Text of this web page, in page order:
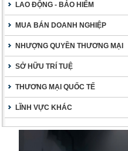
LAO ĐỘNG - BẢO HIỂM
MUA BÁN DOANH NGHIỆP
NHƯỢNG QUYỀN THƯƠNG MẠI
SỞ HỮU TRÍ TUỆ
THƯƠNG MẠI QUỐC TẾ
LĨNH VỰC KHÁC